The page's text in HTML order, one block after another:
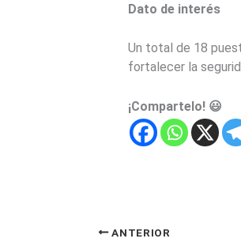
Dato de interés
Un total de 18
fortalecer la
¡Compartelo! 😃
ANTERIOR